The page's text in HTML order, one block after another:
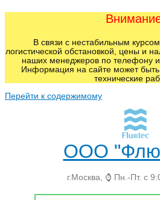
В связи с нестабильным
логистической обстановкой, цены и
наших менеджеров по телефону
Информация на сайте может быть
технические
Перейти к содержимому
ООО
г.Москва, ⌚ Пн.-Пт. с